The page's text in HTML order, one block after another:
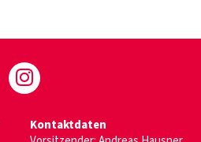
Kontaktdaten